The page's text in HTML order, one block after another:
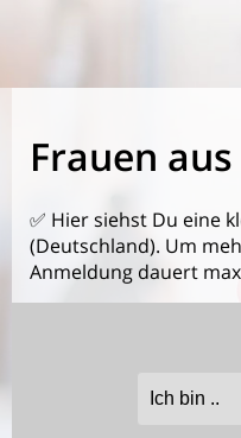
Frauen
✅ Hier siehst Du eine
(Deutschland). Um
Anmeldung dauert